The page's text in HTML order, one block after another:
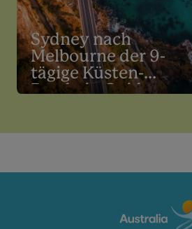
Sydney nach
Melbourne der 9-
tägige Küsten-
Roadtrip Guide